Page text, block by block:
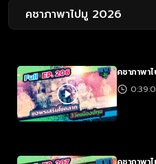
คชาภาพาไปมู 2026
คชาภาพา